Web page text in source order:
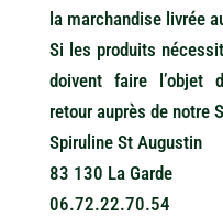
la marchandise livrée
Si les produits
doivent faire l’objet
retour auprès de notre
Spiruline St Augustin
83 130 La Garde
06.72.22.70.54